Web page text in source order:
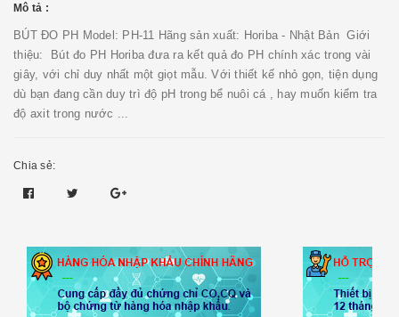
Mô tả :
BÚT ĐO PH Model: PH-11 Hãng sản xuất: Horiba - Nhật Bản Giới
thiệu: Bút đo PH Horiba đưa ra kết quả đo PH chính xác trong vài
giây, với chỉ duy nhất một giọt mẫu. Với thiết kế nhỏ gọn, tiện dụng
dù bạn đang cần duy trì độ pH trong bể nuôi cá , hay muốn kiểm tra
độ axit trong nước ...
Chia sẻ: